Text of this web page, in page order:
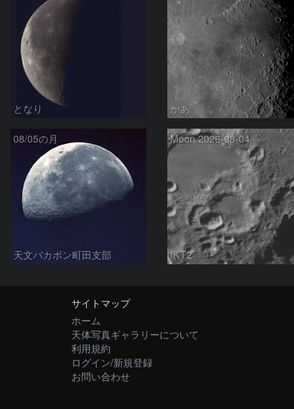
となり かあ
08/05の月
天文バカボン町田支部
Moon 2026-08-04
IKT2
サイトマップ
ホーム
天体写真ギャラリーについて
利用規約
ログイン/新規登録
お問い合わせ